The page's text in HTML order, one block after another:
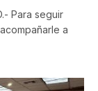
Para seguir
a